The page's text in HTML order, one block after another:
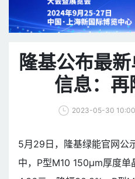
隆基公布最
信息：再
2023-05-30
5月29日，隆基绿能官网公
中，P型M10 150μm厚度